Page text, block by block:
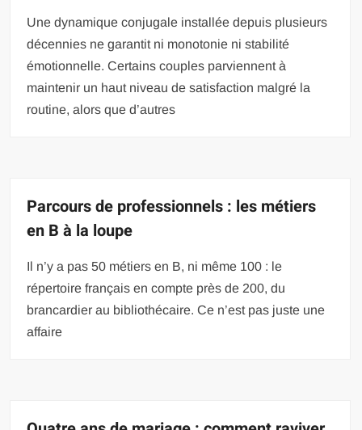
Une dynamique conjugale installée depuis plusieurs
décennies ne garantit ni monotonie ni stabilité
émotionnelle. Certains couples parviennent à
maintenir un haut niveau de satisfaction malgré la
routine, alors que d’autres
Parcours de professionnels : les métiers
en B à la loupe
Il n’y a pas 50 métiers en B, ni même 100 : le
répertoire français en compte près de 200, du
brancardier au bibliothécaire. Ce n’est pas juste une
affaire